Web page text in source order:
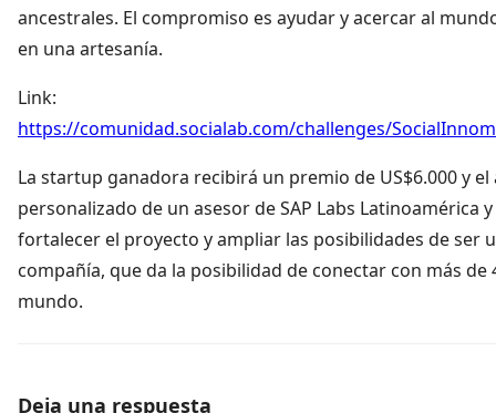
ancestrales. El compromiso es ayudar y acercar al
en una artesanía.
Link:
https://comunidad.socialab.com/challenges/
La startup ganadora recibirá un premio de US$6.000 y
personalizado de un asesor de SAP Labs Latinoamérica
fortalecer el proyecto y ampliar las posibilidades de ser
compañía, que da la posibilidad de conectar con más de
mundo.
Deja una respuesta